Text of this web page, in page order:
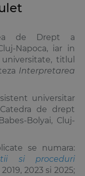
de Drept a
Napoca, iar in
titlul
Interpretarea
universitar
de drept
Bolyai, Cluj-
se numara:
si proceduri
2023 si 2025;